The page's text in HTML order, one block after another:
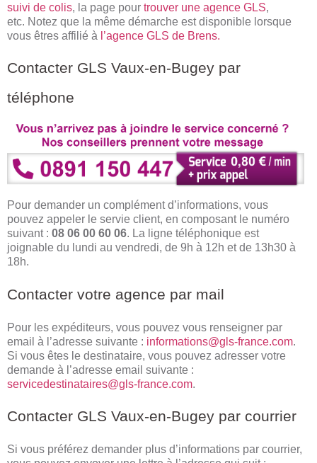
suivi de colis, la page pour trouver une agence GLS,
etc. Notez que la même démarche est disponible lorsque
vous êtres affilié à l’agence GLS de Brens.
Contacter GLS Vaux-en-Bugey par
téléphone
Pour demander un complément d’informations, vous
pouvez appeler le servie client, en composant le numéro
suivant : 08 06 00 60 06. La ligne téléphonique est
joignable du lundi au vendredi, de 9h à 12h et de 13h30 à
18h.
Contacter votre agence par mail
Pour les expéditeurs, vous pouvez vous renseigner par
email à l’adresse suivante : informations@gls-france.com.
Si vous êtes le destinataire, vous pouvez adresser votre
demande à l’adresse email suivante :
servicedestinataires@gls-france.com.
Contacter GLS Vaux-en-Bugey par courrier
Si vous préférez demander plus d’informations par courrier,